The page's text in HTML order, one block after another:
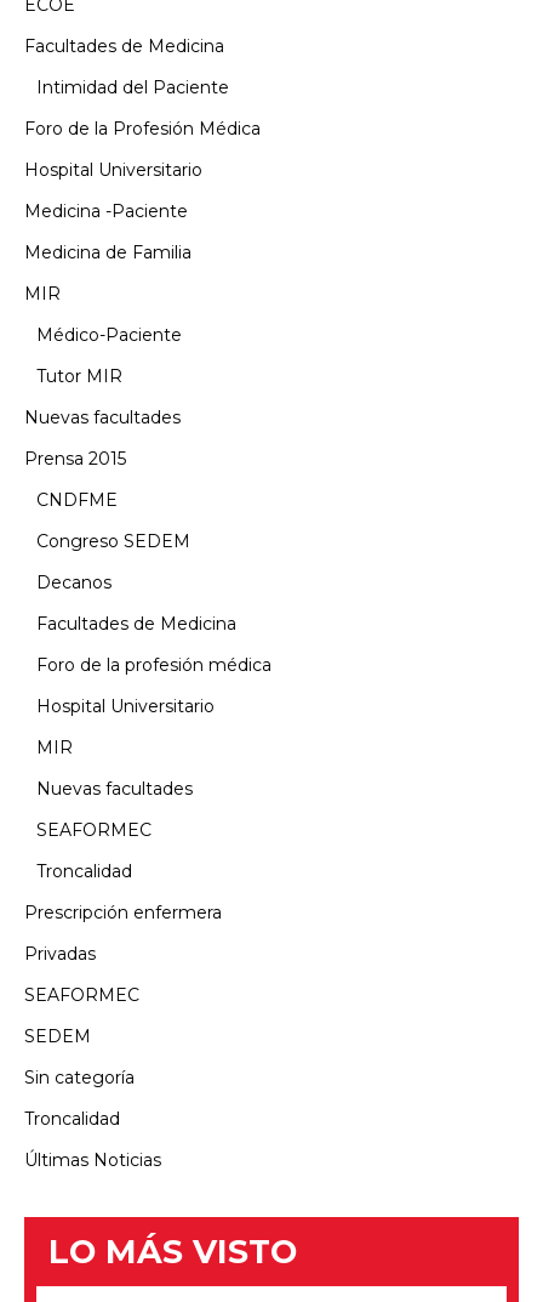
ECOE
Facultades de Medicina
Intimidad del Paciente
Foro de la Profesión Médica
Hospital Universitario
Medicina -Paciente
Medicina de Familia
MIR
Médico-Paciente
Tutor MIR
Nuevas facultades
Prensa 2015
CNDFME
Congreso SEDEM
Decanos
Facultades de Medicina
Foro de la profesión médica
Hospital Universitario
MIR
Nuevas facultades
SEAFORMEC
Troncalidad
Prescripción enfermera
Privadas
SEAFORMEC
SEDEM
Sin categoría
Troncalidad
Últimas Noticias
LO MÁS VISTO